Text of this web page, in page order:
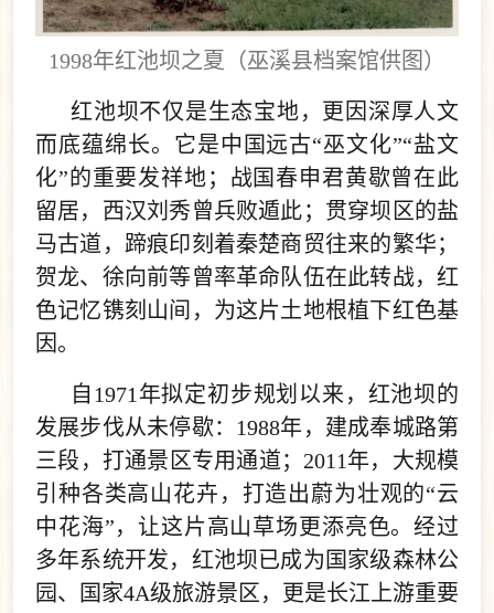
1998年红池坝之夏（巫溪县档案馆供图）
红池坝不仅是生态宝地，更因深厚人文
而底蕴绵长。它是中国远古“巫文化”“盐文
化”的重要发祥地；战国春申君黄歇曾在此
留居，西汉刘秀曾兵败遁此；贯穿坝区的盐
马古道，蹄痕印刻着秦楚商贸往来的繁华；
贺龙、徐向前等曾率革命队伍在此转战，红
色记忆镌刻山间，为这片土地根植下红色基
因。
自1971年拟定初步规划以来，红池坝的
发展步伐从未停歇：1988年，建成奉城路第
三段，打通景区专用通道；2011年，大规模
引种各类高山花卉，打造出蔚为壮观的“云
中花海”，让这片高山草场更添亮色。经过
多年系统开发，红池坝已成为国家级森林公
园、国家4A级旅游景区，更是长江上游重要